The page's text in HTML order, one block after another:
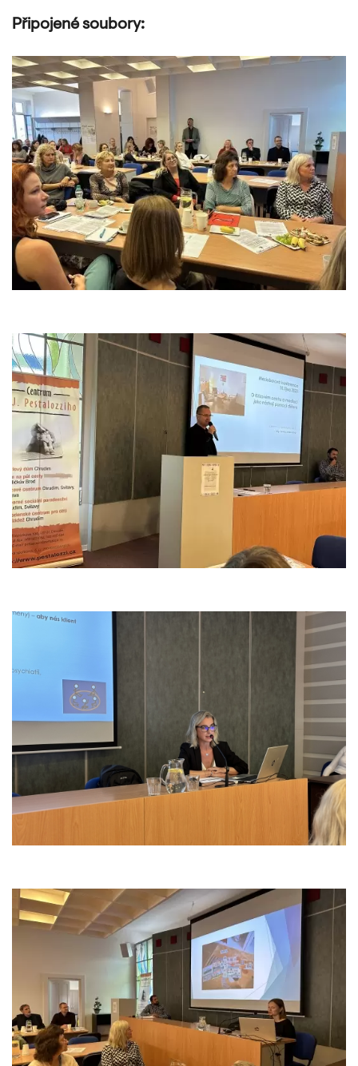
Připojené soubory: